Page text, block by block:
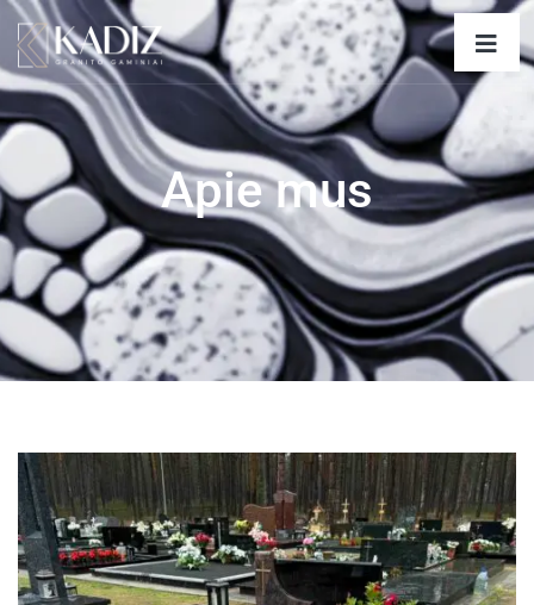
Apie mus